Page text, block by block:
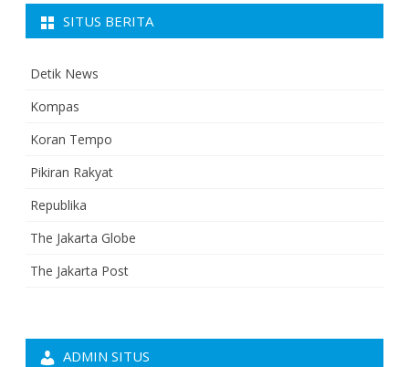
SITUS BERITA
Detik News
Kompas
Koran Tempo
Pikiran Rakyat
Republika
The Jakarta Globe
The Jakarta Post
ADMIN SITUS